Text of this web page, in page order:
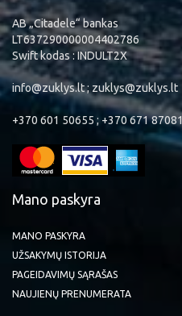
AB „Citadele“ bankas
LT637290000004402786
Swift kodas : INDULT2X
info@zuklys.lt ; zuklys@zuklys.lt
+370 601 50655 ; +370 671 87081
Mano paskyra
MANO PASKYRA
UŽSAKYMŲ ISTORIJA
PAGEIDAVIMŲ SĄRAŠAS
NAUJIENŲ PRENUMERATA